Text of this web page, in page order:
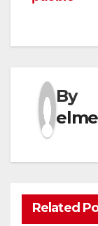
By
Related